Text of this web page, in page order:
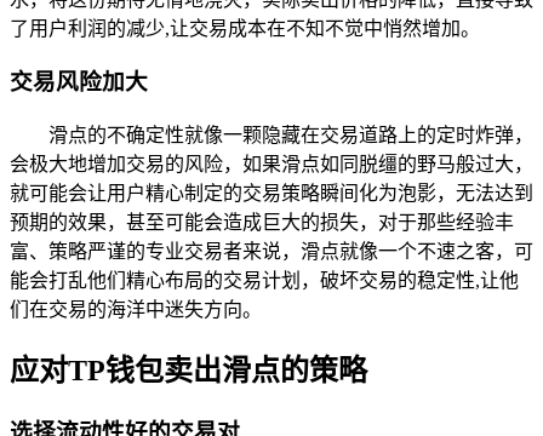
了用户利润的减少,让交易成本在不知不觉中悄然增加。
交易风险加大
滑点的不确定性就像一颗隐藏在交易道路上的定时炸弹，
会极大地增加交易的风险，如果滑点如同脱缰的野马般过大，
就可能会让用户精心制定的交易策略瞬间化为泡影，无法达到
预期的效果，甚至可能会造成巨大的损失，对于那些经验丰
富、策略严谨的专业交易者来说，滑点就像一个不速之客，可
能会打乱他们精心布局的交易计划，破坏交易的稳定性,让他
们在交易的海洋中迷失方向。
应对TP钱包卖出滑点的策略